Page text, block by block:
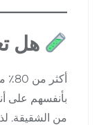
هل
بأنفسهم على
من الشقيقة.